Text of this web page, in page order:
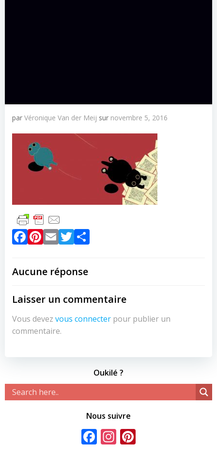
par Véronique Van der Meij sur novembre 5, 2016
Facebook
Pinterest
EmailTwitter
Aucune réponse
Laisser un commentaire
Vous devez vous connecter pour publier un
commentaire.
Oukilé ?
Nous suivre
Facebook
Instagram